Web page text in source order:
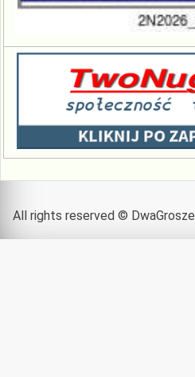
All rights reserved © DwaGrosze